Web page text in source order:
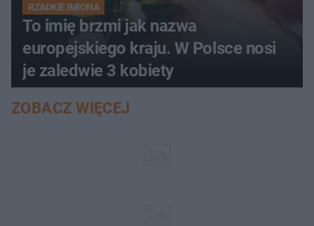
RZADKIE IMIONA
To imię brzmi jak nazwa
europejskiego kraju. W Polsce nosi
je zaledwie 3 kobiety
ZOBACZ WIĘCEJ